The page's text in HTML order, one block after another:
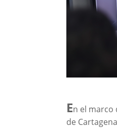
En el marco
de